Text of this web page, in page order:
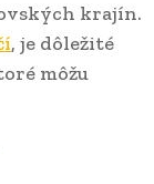
krajín.
, je dôležité
môžu